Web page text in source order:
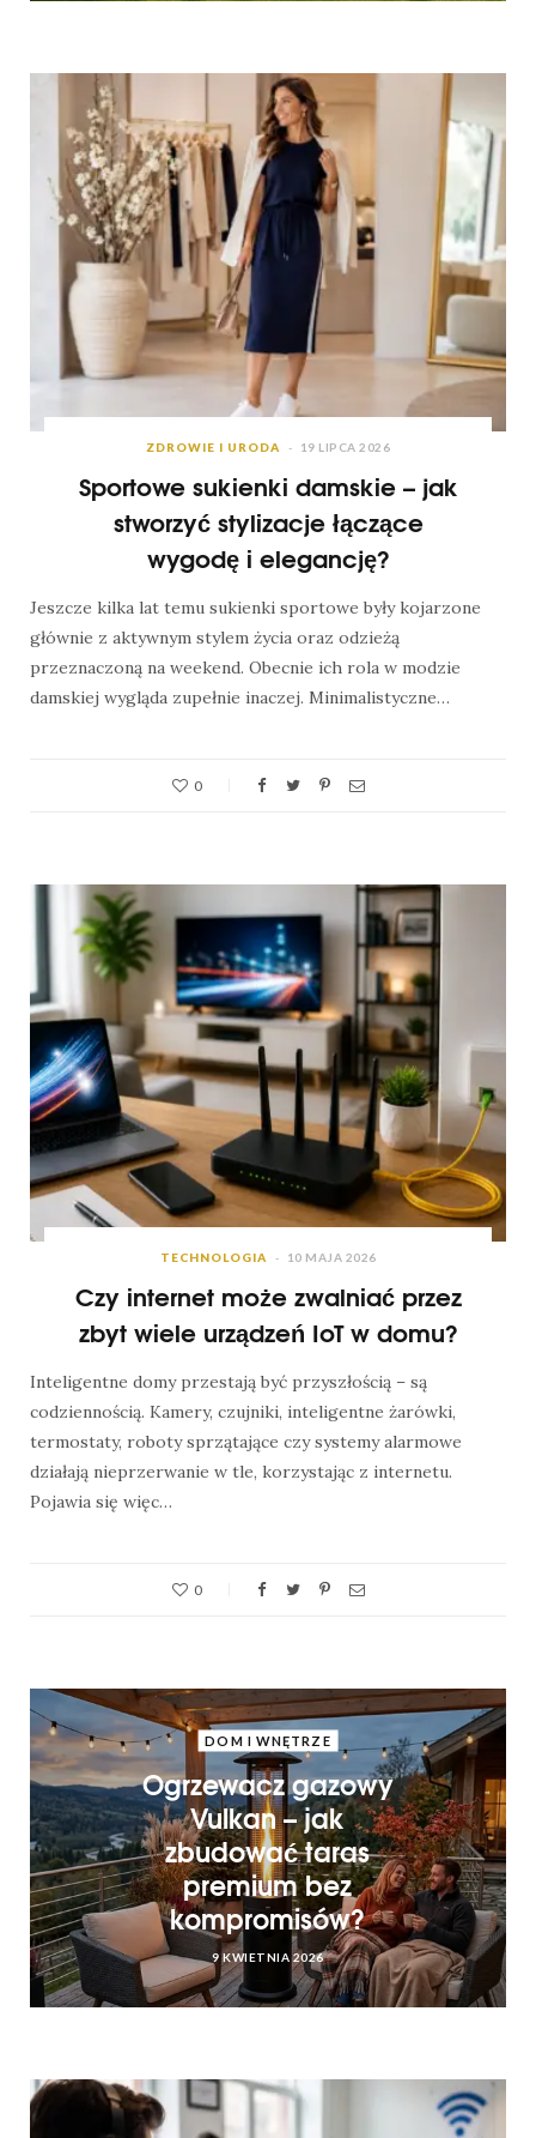
ZDROWIE I URODA 19 LIPCA 2026
Sportowe sukienki damskie – jak
stworzyć stylizacje łączące
wygodę i elegancję?
Jeszcze kilka lat temu sukienki sportowe były kojarzone
głównie z aktywnym stylem życia oraz odzieżą
przeznaczoną na weekend. Obecnie ich rola w modzie
damskiej wygląda zupełnie inaczej. Minimalistyczne…
0
TECHNOLOGIA 10 MAJA 2026
Czy internet może zwalniać przez
zbyt wiele urządzeń IoT w domu?
Inteligentne domy przestają być przyszłością – są
codziennością. Kamery, czujniki, inteligentne żarówki,
termostaty, roboty sprzątające czy systemy alarmowe
działają nieprzerwanie w tle, korzystając z internetu.
Pojawia się więc…
0
DOM I WNĘTRZE
Ogrzewacz gazowy
Vulkan – jak
zbudować taras
premium bez
kompromisów?
9 KWIETNIA 2026